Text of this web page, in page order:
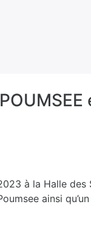
à la Halle des
ainsi